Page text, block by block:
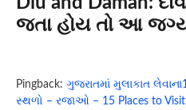
જતા હોય તો આ
Pingback: ગુજરાતમાં મુલાકાત
સ્થળો – રજાઓ – 15 Places to Visit